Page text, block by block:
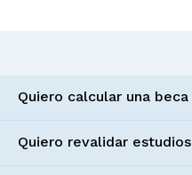
Quiero calcular una beca
Quiero revalidar estudios